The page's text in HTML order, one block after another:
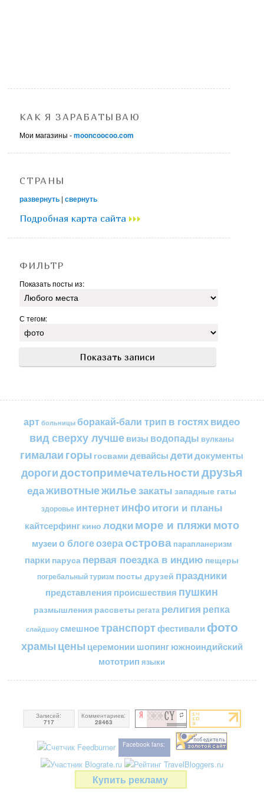
КАК Я ЗАРАБАТЫВАЮ
Мои магазины -mooncoocoo.com
СТРАНЫ
развернуть |свернуть
Подробная карта сайта
ФИЛЬТР
Показать посты из:
С тегом:
арт больницы боракай-бали трип в гостяхвидео
вид сверху лучшевизы водопады вулканы
гималаи горы госвами девайсы детидокументы
дорогидостопримечательностидрузья
едаживотныежильезакаты западные гаты
здоровье интернетинфоитоги и планы
кайтсерфинг кино лодкиморе и пляжимото
музеи о блогеозераострова парапланеризм
парки паруса первая поездка в индию пещеры
погребальный туризм посты друзей праздники
представления происшествия пушкин
размышления рассветы регата религия репка
слайдшоу смешноетранспортфестивали фото
храмы цены церемонии шопингюжноиндийский
мототрип языки
Записей:
717
Комментариев:
28463
Facebook fans:
Купить рекламу